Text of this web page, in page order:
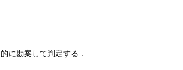
に勘案して判定する．